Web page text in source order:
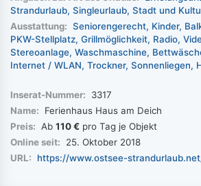
Strandurlaub Singleurlaub Stadt und
Ausstattung: Seniorengerecht Kinder
PKW-Stellplatz Grillmöglichkeit Radio
Stereoanlage Waschmaschine
Internet / WLAN Trockner Sonnenliegen
Inserat-Nummer:
3317
Name:
Ferienhaus Haus am Deich
Preis: Ab 110 € pro Tag je Objekt
Online seit:
25. Oktober 2018
URL:
https://www.ostsee-